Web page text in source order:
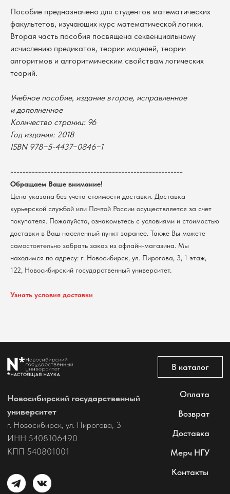
Пособие предназначено для студентов математических
факультетов, изучающих курс математической логики.
Вторая часть пособия посвящена секвенциальному
исчислению предикатов, теории моделей, теории
алгоритмов и алгоритмическим свойствам логических
теорий.
Учебное пособие, издание второе, исправленное
и дополненное
Количество страниц: 96
Год издания: 2018
ISBN 978−5-4437−0846−1
--------------------------------------------------------
Обращаем Ваше внимание!
Цена указана без учета стоимости доставки. Доставка
курьерской службой или Почтой России осуществляется за счет
покупателя. Пожалуйста, ознакомьтесь с условиями и стоимостью
доставки в Ваш населенный пункт заранее. Также Вы можете
самостоятельно забрать заказ из офлайн-магазина. Мы
находимся по адресу: г. Новосибирск, ул. Пирогова, 3, 1 этаж,
122, Новосибирский государственный университет.
Узнать условия доставки
Возврат
Мерч НГУ
@2026 Новосибирский государственный университет.
Политика обработки персональных данных
Согласие на обработку персональных данных
пользователей сайта
университет
г. Новосибирск, ул. Пирогова, 3
КПП 540801001